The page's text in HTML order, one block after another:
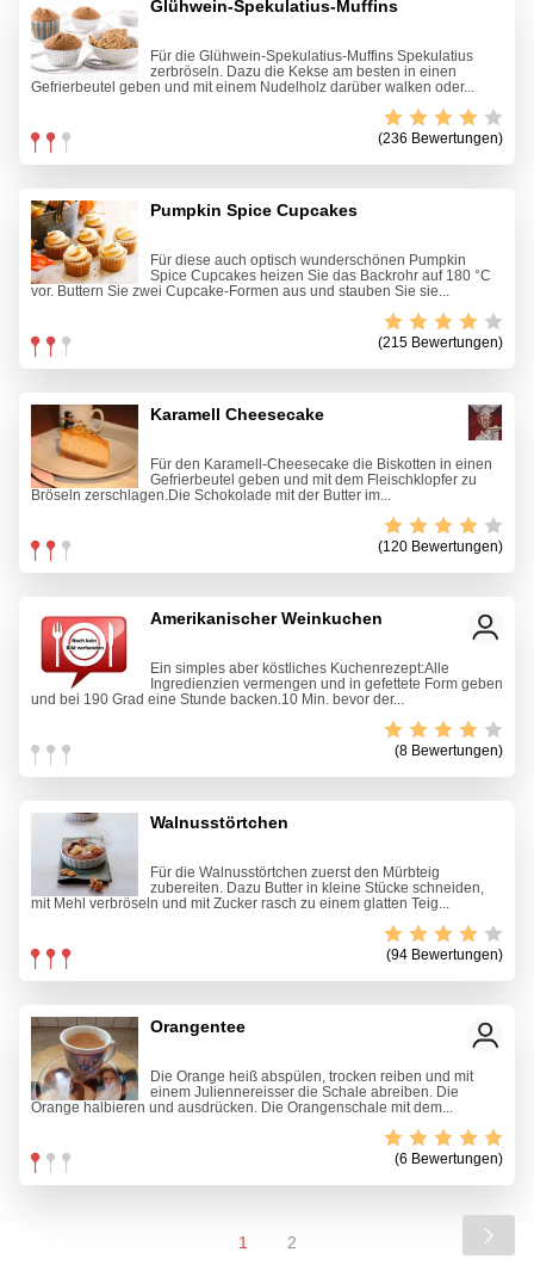
Glühwein-Spekulatius-Muffins
Für die Glühwein-Spekulatius-Muffins Spekulatius
zerbröseln. Dazu die Kekse am besten in einen
Gefrierbeutel geben und mit einem Nudelholz darüber walken oder...
(236 Bewertungen)
Pumpkin Spice Cupcakes
Für diese auch optisch wunderschönen Pumpkin
Spice Cupcakes heizen Sie das Backrohr auf 180 °C
vor. Buttern Sie zwei Cupcake-Formen aus und stauben Sie sie...
(215 Bewertungen)
Karamell Cheesecake
Für den Karamell-Cheesecake die Biskotten in einen
Gefrierbeutel geben und mit dem Fleischklopfer zu
Bröseln zerschlagen.Die Schokolade mit der Butter im...
(120 Bewertungen)
Amerikanischer Weinkuchen
Ein simples aber köstliches Kuchenrezept:Alle
Ingredienzien vermengen und in gefettete Form geben
und bei 190 Grad eine Stunde backen.10 Min. bevor der...
(8 Bewertungen)
Walnusstörtchen
Für die Walnusstörtchen zuerst den Mürbteig
zubereiten. Dazu Butter in kleine Stücke schneiden,
mit Mehl verbröseln und mit Zucker rasch zu einem glatten Teig...
(94 Bewertungen)
Orangentee
Die Orange heiß abspülen, trocken reiben und mit
einem Juliennereisser die Schale abreiben. Die
Orange halbieren und ausdrücken. Die Orangenschale mit dem...
(6 Bewertungen)
1 2